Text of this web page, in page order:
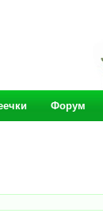
Форум